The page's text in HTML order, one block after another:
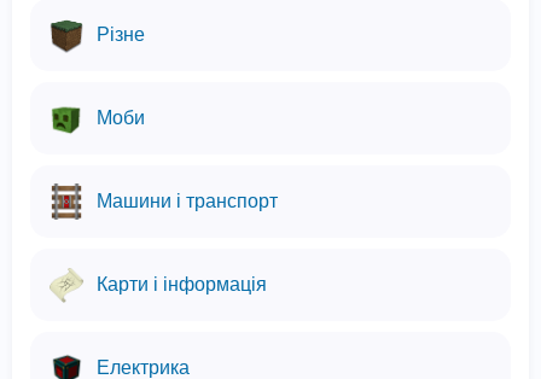
Різне
Моби
Машини і транспорт
Карти і інформація
Електрика